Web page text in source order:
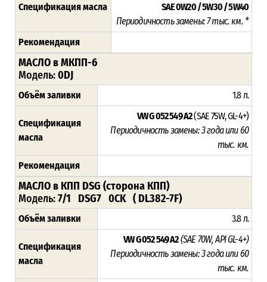
Спецификация масла
SAE 0W20 / 5W30 / 5W40
Периодичность замены: 7 тыс. км. *
Рекомендация
МАСЛО в МКПП-6
Модель:0DJ
Объём заливки 1.8 л.
Спецификация
масла
VW G 052 549 A2(SAE 75W, GL-4+)
Периодичность замены: 3 года или 60
тыс. км.
Рекомендация
МАСЛО в КПП DSG (сторона КПП)
Модель:7/1 DSG7 0CK ( DL382-7F)
Объём заливки 3.8 л.
Спецификация
масла
VW G 052 549 A2(SAE 70W, API GL-4+)
Периодичность замены: 3 года или 60
тыс. км.